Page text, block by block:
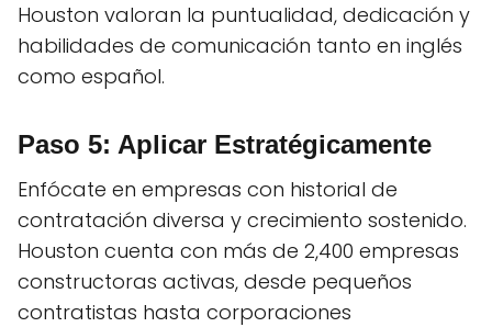
Houston valoran la puntualidad, dedicación y
habilidades de comunicación tanto en inglés
como español.
Paso 5: Aplicar Estratégicamente
Enfócate en empresas con historial de
contratación diversa y crecimiento sostenido.
Houston cuenta con más de 2,400 empresas
constructoras activas, desde pequeños
contratistas hasta corporaciones